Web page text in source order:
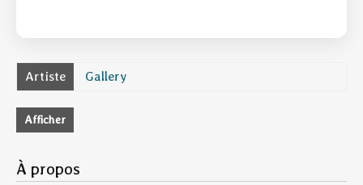
Artiste Gallery
Afficher
À propos